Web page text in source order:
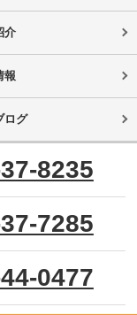
介
報
ログ
8235
7285
0477